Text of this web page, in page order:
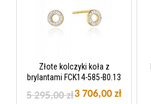
Złote kolczyki koła z
brylantami FCK14-585-B0.13
3 706,00 zł
5 295,00 zł